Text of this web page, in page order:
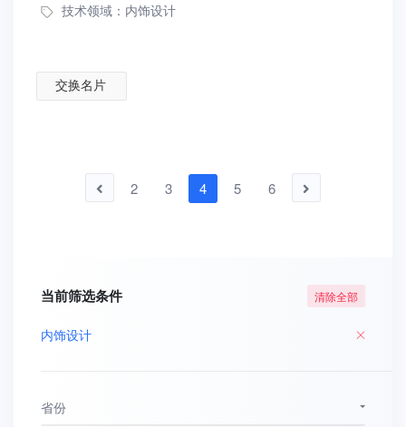
技术领域： 内饰设计
交换名片
2 3 4 5 6
当前筛选条件 清除全部
内饰设计
省份